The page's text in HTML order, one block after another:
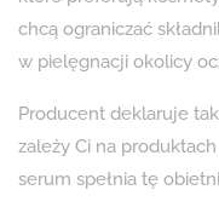
chcą ograniczać
w pielęgnacji okolicy
Producent deklaruje
zależy Ci na
serum spełnia tę